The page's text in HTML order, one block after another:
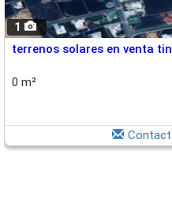
1
terrenos solares en venta
0 m²